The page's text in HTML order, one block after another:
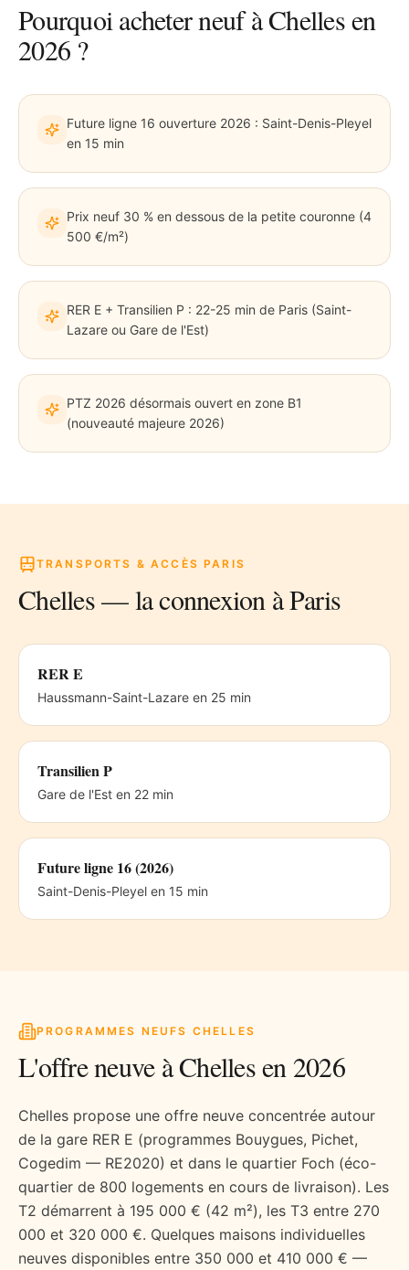
Pourquoi acheter neuf àChellesen
2026 ?
Future ligne 16 ouverture 2026 : Saint-Denis-Pleyel
en 15 min
Prix neuf 30 % en dessous de la petite couronne (4
500 €/m²)
RER E + Transilien P : 22-25 min de Paris (Saint-
Lazare ou Gare de l'Est)
PTZ 2026 désormais ouvert en zone B1
(nouveauté majeure 2026)
TRANSPORTS & ACCÈS PARIS
Chelles— la connexion à Paris
RER E
Haussmann-Saint-Lazare en 25 min
Transilien P
Gare de l'Est en 22 min
Future ligne 16 (2026)
Saint-Denis-Pleyel en 15 min
PROGRAMMES NEUFS CHELLES
L'offre neuve àChellesen 2026
Chelles propose une offre neuve concentrée autour
de la gare RER E (programmes Bouygues, Pichet,
Cogedim — RE2020) et dans le quartier Foch (éco-
quartier de 800 logements en cours de livraison). Les
T2 démarrent à 195 000 € (42 m²), les T3 entre 270
000 et 320 000 €. Quelques maisons individuelles
neuves disponibles entre 350 000 et 410 000 € —